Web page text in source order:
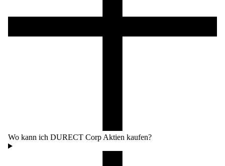
Wo kann ich DURECT Corp Aktien kaufen?